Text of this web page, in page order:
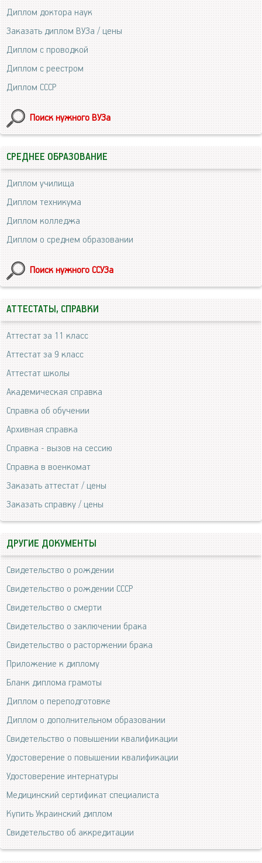
Диплом доктора наук
Заказать диплом ВУЗа / цены
Диплом с проводкой
Диплом с реестром
Диплом СССР
Поиск нужного ВУЗа
СРЕДНЕЕ ОБРАЗОВАНИЕ
Диплом училища
Диплом техникума
Диплом колледжа
Диплом о среднем образовании
Поиск нужного ССУЗа
АТТЕСТАТЫ, СПРАВКИ
Аттестат за 11 класс
Аттестат за 9 класс
Аттестат школы
Академическая справка
Справка об обучении
Архивная справка
Справка - вызов на сессию
Справка в военкомат
Заказать аттестат / цены
Заказать справку / цены
ДРУГИЕ ДОКУМЕНТЫ
Свидетельство о рождении
Свидетельство о рождении СССР
Свидетельство о смерти
Свидетельство о заключении брака
Свидетельство о расторжении брака
Приложение к диплому
Бланк диплома грамоты
Диплом о переподготовке
Диплом о дополнительном образовании
Свидетельство о повышении квалификации
Удостоверение о повышении квалификации
Удостоверение интернатуры
Медицинский сертификат специалиста
Купить Украинский диплом
Свидетельство об аккредитации